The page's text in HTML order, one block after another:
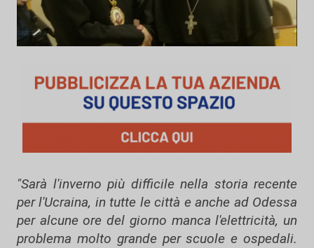
"Sarà l'inverno più difficile nella storia recente
per l'Ucraina, in tutte le città e anche ad Odessa
per alcune ore del giorno manca l'elettricità, un
problema molto grande per scuole e ospedali.